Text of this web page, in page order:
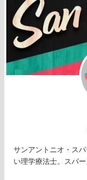
サンアントニオ・ス
い理学療法士。スパ